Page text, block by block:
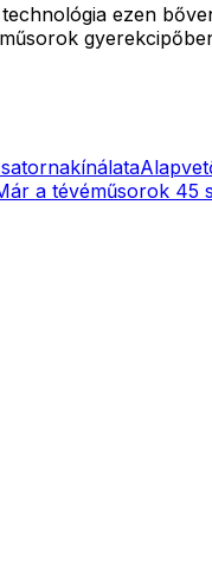
ezen
a tévéműsorok 45